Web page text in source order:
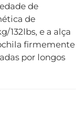
de
de
132lbs, e a alça
firmemente
por longos